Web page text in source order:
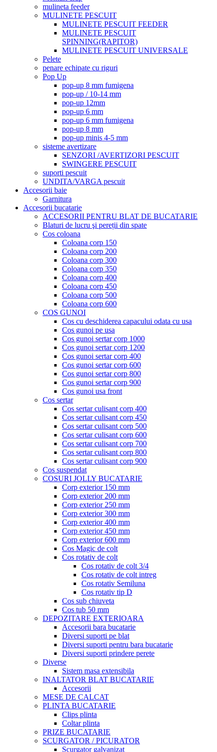
mulineta feeder
MULINETE PESCUIT
MULINETE PESCUIT FEEDER
MULINETE PESCUIT
SPINNING(RAPITOR)
MULINETE PESCUIT UNIVERSALE
Pelete
penare echipate cu riguri
Pop Up
pop-up 8 mm fumigena
pop-up / 10-14 mm
pop-up 12mm
pop-up 6 mm
pop-up 6 mm fumigena
pop-up 8 mm
pop-up minis 4-5 mm
sisteme avertizare
SENZORI /AVERTIZORI PESCUIT
SWINGERE PESCUIT
suporti pescuit
UNDITA/VARGA pescuit
Accesorii baie
Garnitura
Accesorii bucatarie
ACCESORII PENTRU BLAT DE BUCATARIE
Blaturi de lucru şi pereții din spate
Cos coloana
Coloana corp 150
Coloana corp 200
Coloana corp 300
Coloana corp 350
Coloana corp 400
Coloana corp 450
Coloana corp 500
Coloana corp 600
COS GUNOI
Cos cu deschiderea capacului odata cu usa
Cos gunoi pe usa
Cos gunoi sertar corp 1000
Cos gunoi sertar corp 1200
Cos gunoi sertar corp 400
Cos gunoi sertar corp 600
Cos gunoi sertar corp 800
Cos gunoi sertar corp 900
Cos gunoi usa front
Cos sertar
Cos sertar culisant corp 400
Cos sertar culisant corp 450
Cos sertar culisant corp 500
Cos sertar culisant corp 600
Cos sertar culisant corp 700
Cos sertar culisant corp 800
Cos sertar culisant corp 900
Cos suspendat
COSURI JOLLY BUCATARIE
Corp exterior 150 mm
Corp exterior 200 mm
Corp exterior 250 mm
Corp exterior 300 mm
Corp exterior 400 mm
Corp exterior 450 mm
Corp exterior 600 mm
Cos Magic de colt
Cos rotativ de colt
Cos rotativ de colt 3/4
Cos rotativ de colt intreg
Cos rotativ Semiluna
Cos rotativ tip D
Cos sub chiuveta
Cos tub 50 mm
DEPOZITARE EXTERIOARA
Accesorii bara bucatarie
Diversi suporti pe blat
Diversi suporti pentru bara bucatarie
Diversi suporti prindere perete
Diverse
Sistem masa extensibila
INALTATOR BLAT BUCATARIE
Accesorii
MESE DE CALCAT
PLINTA BUCATARIE
Clips plinta
Coltar plinta
PRIZE BUCATARIE
SCURGATOR / PICURATOR
Scurgator galvanizat